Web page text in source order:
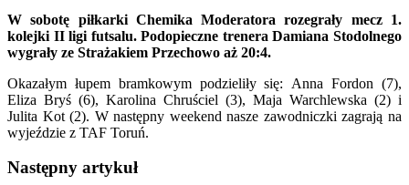
W sobotę piłkarki Chemika Moderatora rozegrały mecz 1.
kolejki II ligi futsalu. Podopieczne trenera Damiana Stodolnego
wygrały ze Strażakiem Przechowo aż 20:4.
Okazałym łupem bramkowym podzieliły się: Anna Fordon (7),
Eliza Bryś (6), Karolina Chruściel (3), Maja Warchlewska (2) i
Julita Kot (2). W następny weekend nasze zawodniczki zagrają na
wyjeździe z TAF Toruń.
Następny artykuł